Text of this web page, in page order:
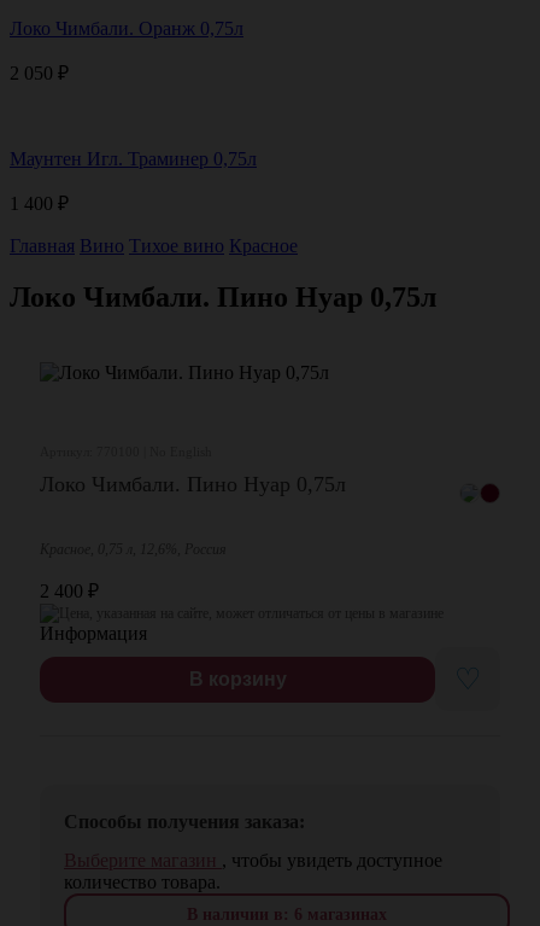
Локо Чимбали. Оранж 0,75л
2 050 ₽
Маунтен Игл. Траминер 0,75л
1 400 ₽
Главная Вино Тихое вино Красное
Локо Чимбали. Пино Нуар 0,75л
Локо Чимбали. Пино Нуар 0,75л
2 400 ₽
В корзину ♡
Способы получения заказа:
Выберите магазин , чтобы увидеть доступное
количество товара.
В наличии в: 6 магазинах